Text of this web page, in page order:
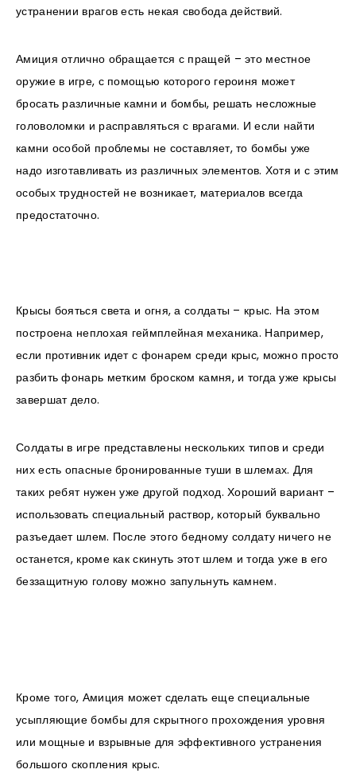
устранении врагов есть некая свобода действий.
Амиция отлично обращается с пращей – это местное
оружие в игре, с помощью которого героиня может
бросать различные камни и бомбы, решать несложные
головоломки и расправляться с врагами. И если найти
камни особой проблемы не составляет, то бомбы уже
надо изготавливать из различных элементов. Хотя и с этим
особых трудностей не возникает, материалов всегда
предостаточно.
Крысы бояться света и огня, а солдаты – крыс. На этом
построена неплохая геймплейная механика. Например,
если противник идет с фонарем среди крыс, можно просто
разбить фонарь метким броском камня, и тогда уже крысы
завершат дело.
Солдаты в игре представлены нескольких типов и среди
них есть опасные бронированные туши в шлемах. Для
таких ребят нужен уже другой подход. Хороший вариант –
использовать специальный раствор, который буквально
разъедает шлем. После этого бедному солдату ничего не
останется, кроме как скинуть этот шлем и тогда уже в его
беззащитную голову можно запульнуть камнем.
Кроме того, Амиция может сделать еще специальные
усыпляющие бомбы для скрытного прохождения уровня
или мощные и взрывные для эффективного устранения
большого скопления крыс.